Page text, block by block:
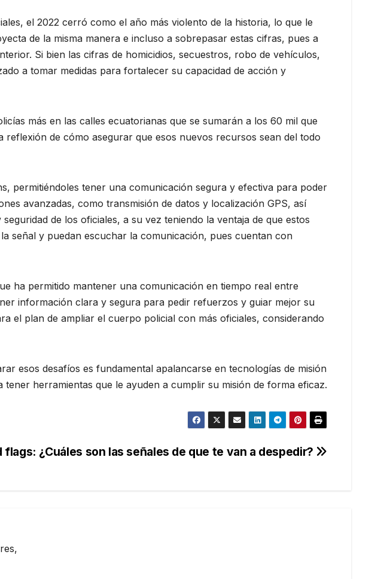
el 2022 cerró como el año más violento de la historia, lo que le
de la misma manera e incluso a sobrepasar estas cifras, pues a
Si bien las cifras de homicidios, secuestros, robo de vehículos,
a tomar medidas para fortalecer su capacidad de acción y
más en las calles ecuatorianas que se sumarán a los 60 mil que
de cómo asegurar que esos nuevos recursos sean del todo
permitiéndoles tener una comunicación segura y efectiva para poder
avanzadas, como transmisión de datos y localización GPS, así
de los oficiales, a su vez teniendo la ventaja de que estos
señal y puedan escuchar la comunicación, pues cuentan con
ha permitido mantener una comunicación en tiempo real entre
información clara y segura para pedir refuerzos y guiar mejor su
el plan de ampliar el cuerpo policial con más oficiales, considerando
esos desafíos es fundamental apalancarse en tecnologías de misión
herramientas que le ayuden a cumplir su misión de forma eficaz.
flags: ¿Cuáles son las señales de que te van a despedir?